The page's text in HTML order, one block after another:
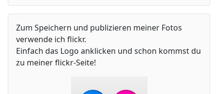
Zum Speichern und publizieren meiner Fotos
verwende ich flickr.
Einfach das Logo anklicken und schon kommst du
zu meiner flickr-Seite!